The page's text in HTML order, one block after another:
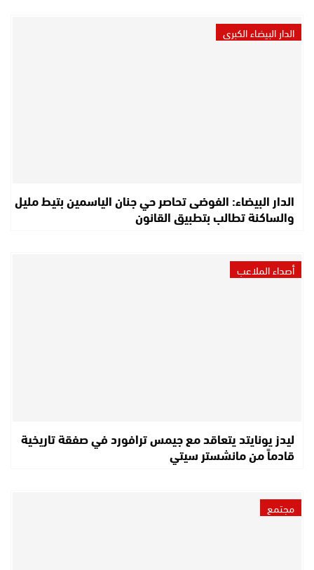
الدار البيضاء الكبرى
الدار البيضاء: الفوضى تحاصر حي جنان الياسمين بتيط مليل
والساكنة تطالب بتطبيق القانون
أصداء الملاعب
ليدز يونايتد يتعاقد مع جيمس ترافورد في صفقة تاريخية
قادماً من مانشستر سيتي
مجتمع